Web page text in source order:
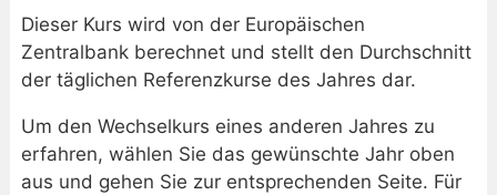
Dieser Kurs wird von der Europäischen
Zentralbank berechnet und stellt den Durchschnitt
der täglichen Referenzkurse des Jahres dar.
Um den Wechselkurs eines anderen Jahres zu
erfahren, wählen Sie das gewünschte Jahr oben
aus und gehen Sie zur entsprechenden Seite. Für